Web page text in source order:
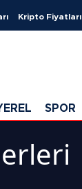
Kripto Fiyatları
SPOR